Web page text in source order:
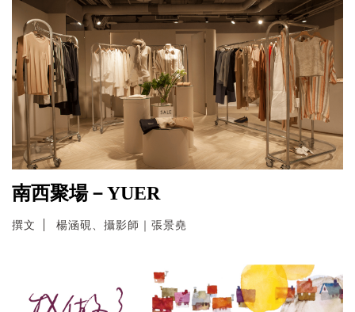
南西聚場－YUER
撰文 楊涵硯、攝影師｜張景堯